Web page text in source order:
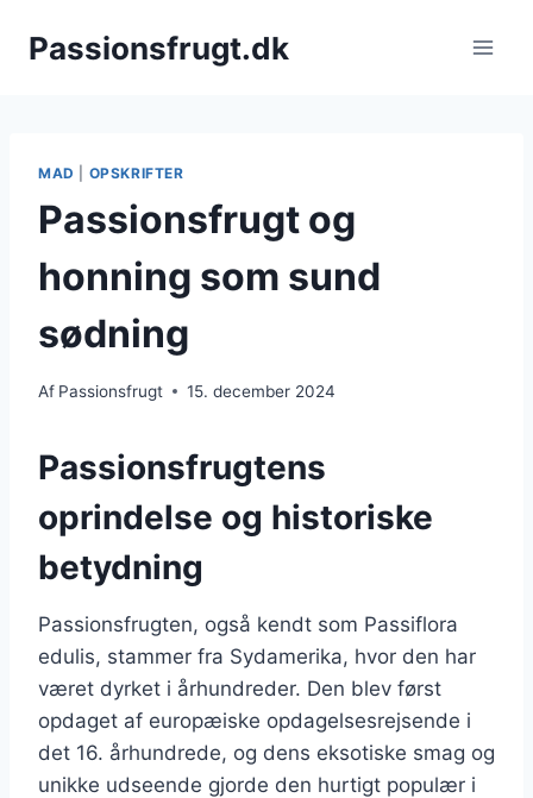
Passionsfrugt.dk
MAD OPSKRIFTER
Passionsfrugt og
honning som sund
sødning
Af Passionsfrugt 15. december 2024
Passionsfrugtens
oprindelse og historiske
betydning
Passionsfrugten, også kendt som Passiflora
edulis, stammer fra Sydamerika, hvor den har
været dyrket i århundreder. Den blev først
opdaget af europæiske opdagelsesrejsende i
det 16. århundrede, og dens eksotiske smag og
unikke udseende gjorde den hurtigt populær i